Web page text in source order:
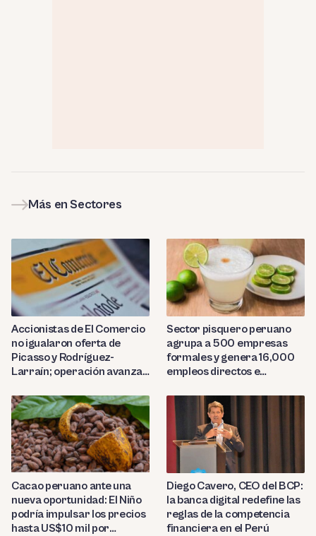
Más en Sectores
Accionistas de El Comercio
no igualaron oferta de
Picasso y Rodríguez-
Larraín; operación avanza
Sector pisquero peruano
agrupa a 500 empresas
formales y genera 16,000
empleos directos e
Cacao peruano ante una
nueva oportunidad: El Niño
podría impulsar los precios
hasta US$10 mil por
Diego Cavero, CEO del BCP:
la banca digital redefine las
reglas de la competencia
financiera en el Perú